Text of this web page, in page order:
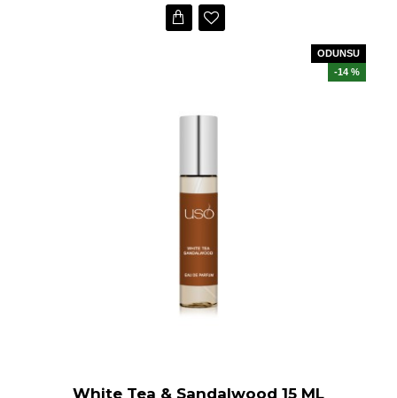
ODUNSU
-14 %
White Tea & Sandalwood 15 ML